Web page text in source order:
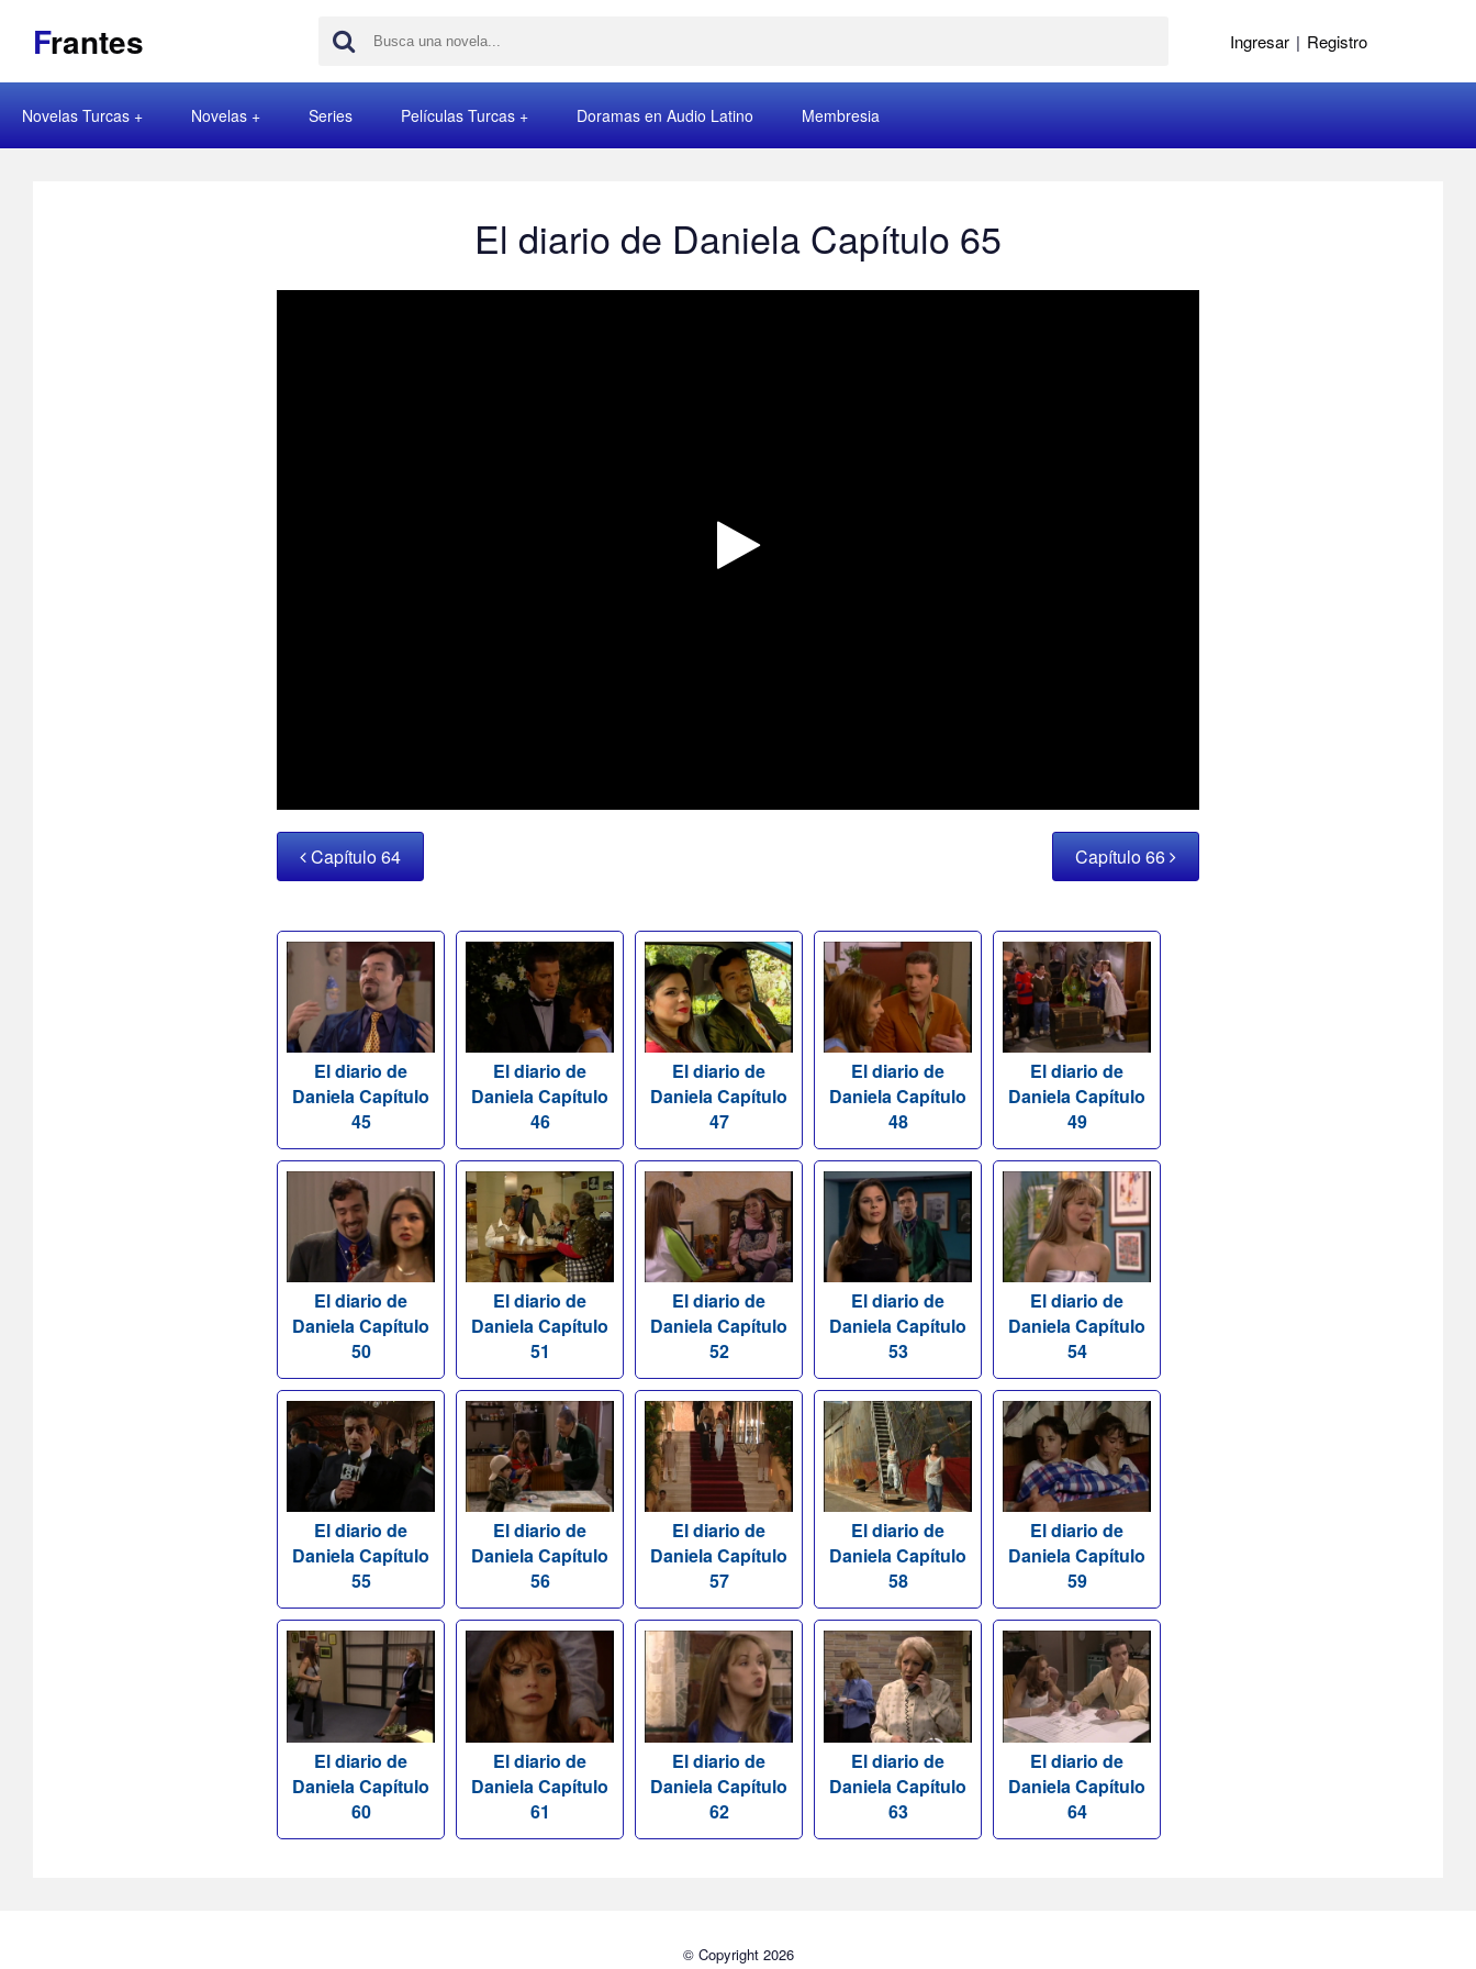
Frantes Ingresar | Registro
Novelas Turcas Novelas Series Películas Turcas Doramas en Audio Latino Membresia
El diario de Daniela Capítulo 65
Capítulo 64 Capítulo 66
El diario de
Daniela Capítulo
45
El diario de
Daniela Capítulo
46
El diario de
Daniela Capítulo
47
El diario de
Daniela Capítulo
48
El diario de
Daniela Capítulo
49
El diario de
Daniela Capítulo
50
El diario de
Daniela Capítulo
51
El diario de
Daniela Capítulo
52
El diario de
Daniela Capítulo
53
El diario de
Daniela Capítulo
54
El diario de
Daniela Capítulo
55
El diario de
Daniela Capítulo
56
El diario de
Daniela Capítulo
57
El diario de
Daniela Capítulo
58
El diario de
Daniela Capítulo
59
El diario de
Daniela Capítulo
60
El diario de
Daniela Capítulo
61
El diario de
Daniela Capítulo
62
El diario de
Daniela Capítulo
63
El diario de
Daniela Capítulo
64
© Copyright 2026